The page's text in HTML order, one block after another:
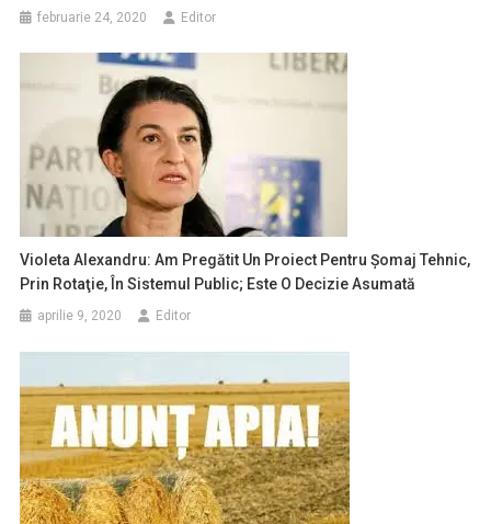
februarie 24, 2020 Editor
Violeta Alexandru: Am Pregătit Un Proiect Pentru Şomaj Tehnic,
Prin Rotaţie, În Sistemul Public; Este O Decizie Asumată
aprilie 9, 2020 Editor